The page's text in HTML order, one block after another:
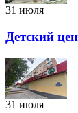
31 июля
Детский
31 июля